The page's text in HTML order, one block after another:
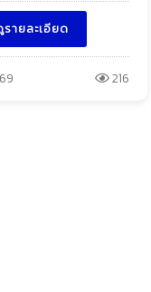
รายละเอียด
216